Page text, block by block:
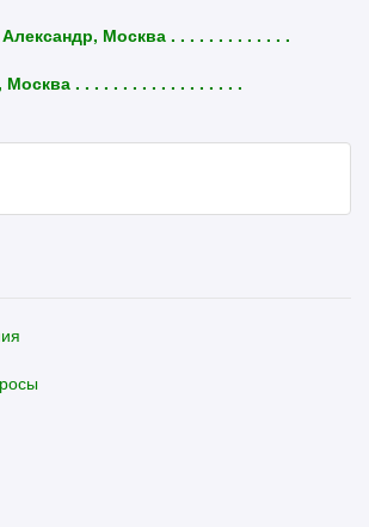
Москва . . . . . . . . . . . . .
. . . . . . . . . . . . . . . . . .